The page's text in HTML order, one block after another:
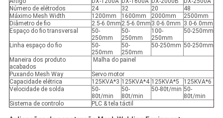
Número de elétrodos
24 32 20
48
Máximo Mesh Width
1200mm 1600mm 2000mm
2500mm
Diâmetro de fio
2.5-6.0mm 2.5-6.0mm 3.0-6.0mm 3.0-6.0mm
Espaço do fio transversal
50-
250mm
50-
250mm
100-
250mm
50-250mm
Linha espaço do fio
50-
250mm
50-
250mm
50-250mm 50-250mm
Maneira dos produto
acabados
Malha do painel
Puxando Mesh Way
Servo motor
Capacidade elétrica
125KVA*3 125KVA*4 125KVA*5
125KVA*6
Velocidade de solda
50-
80t/min
50-
80t/min
50-80t/min 50-
80t/min
Sistema de controlo
PLC & tela táctil